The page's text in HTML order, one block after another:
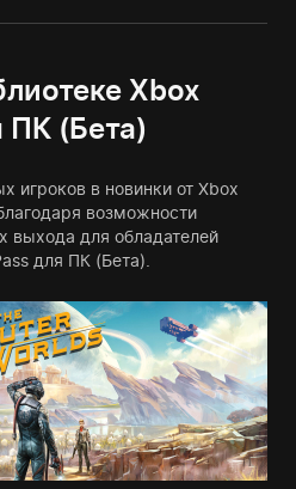
Xbox
ПК (Бета)
игроков в новинки от Xbox
возможности
выхода для обладателей
для ПК (Бета).